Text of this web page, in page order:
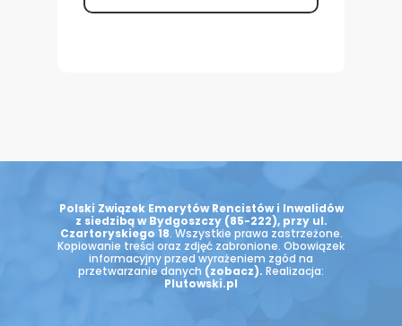
Polski Związek Emerytów Rencistów i Inwalidów
z siedzibą w Bydgoszczy (85-222), przy ul.
Czartoryskiego 18. Wszystkie prawa zastrzeżone.
Kopiowanie treści oraz zdjęć zabronione. Obowiązek
informacyjny przed wyrażeniem zgód na
przetwarzanie danych (zobacz). Realizacja:
Plutowski.pl